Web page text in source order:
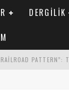
DERGILIK
PATTERN”:
ILE İLIŞKILI